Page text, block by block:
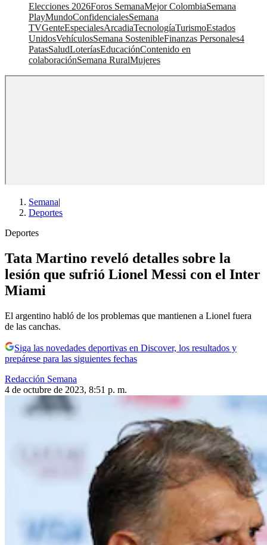
Elecciones 2026Foros SemanaMejor ColombiaSemana
PlayMundoConfidencialesSemana
TVGenteEspecialesArcadiaTecnologíaTurismoEstados
UnidosVehículosSemana SostenibleFinanzas Personales4
PatasSaludLoteríasEducaciónContenido en
colaboraciónSemana RuralMujeres
Semana|
Deportes
Deportes
Tata Martino reveló detalles sobre la
lesión que sufrió Lionel Messi con el Inter
Miami
El argentino habló de los problemas que mantienen a Lionel fuera
de las canchas.
Siga las novedades deportivas en Discover, los resultados y
prepárese para las siguientes fechas
Redacción Semana
4 de octubre de 2023, 8:51 p. m.